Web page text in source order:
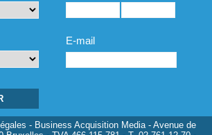
E-mail
- Business Acquisition Media - Avenue de